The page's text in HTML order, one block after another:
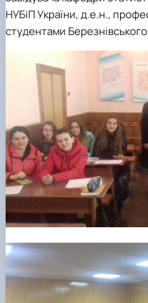
НУБіП України, д.е.н.,
студентами